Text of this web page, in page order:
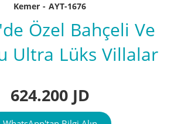
Kemer - AYT-1676
Özel Bahçeli Ve
Ultra Lüks Villalar
624.200 JD